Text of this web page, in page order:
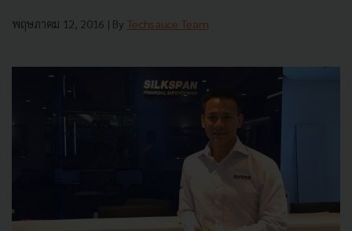
พฤษภาคม 12, 2016 | By Techsauce Team